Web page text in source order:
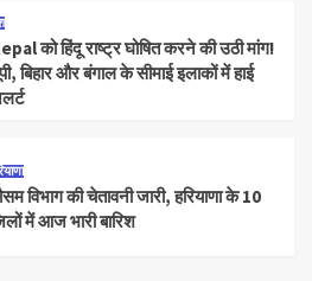
को हिंदू राष्ट्र घोषित करने की उठी मांग!
बिहार और बंगाल के सीमाई इलाकों में हाई
विभाग की चेतावनी जारी, हरियाणा के 10
में आज भारी बारिश